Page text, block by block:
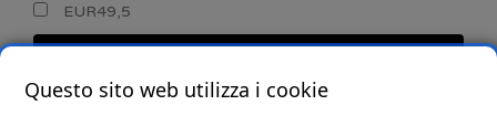
EUR49,5
Questo sito web utilizza i cookie